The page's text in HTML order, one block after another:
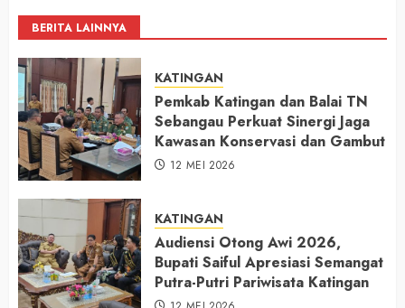
BERITA LAINNYA
KATINGAN
Pemkab Katingan dan Balai TN
Sebangau Perkuat Sinergi Jaga
Kawasan Konservasi dan Gambut
12 MEI 2026
KATINGAN
Audiensi Otong Awi 2026,
Bupati Saiful Apresiasi Semangat
Putra-Putri Pariwisata Katingan